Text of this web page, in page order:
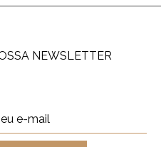
NEWSLETTER